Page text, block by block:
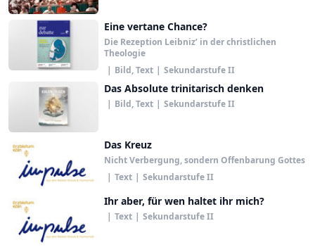
Eine vertane Chance?
Die Rezeption Leibniz’ in der christlichen
Theologie
| Bild, Text | Sekundarstufe II
Das Absolute trinitarisch denken
| Bild, Text | Sekundarstufe II
Das Kreuz
Nicht Verbergung, sondern Offenbarung Gottes
| Text | Sekundarstufe II
Ihr aber, für wen haltet ihr mich?
| Text | Sekundarstufe II